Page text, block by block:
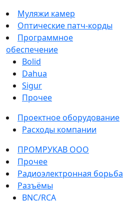
Муляжи камер
Оптические патч-корды
Программное
обеспечение
Bolid
Dahua
Sigur
Прочее
Проектное оборудование
Расходы компании
ПРОМРУКАВ ООО
Прочее
Радиоэлектронная борьба
Разъёмы
BNC/RCA